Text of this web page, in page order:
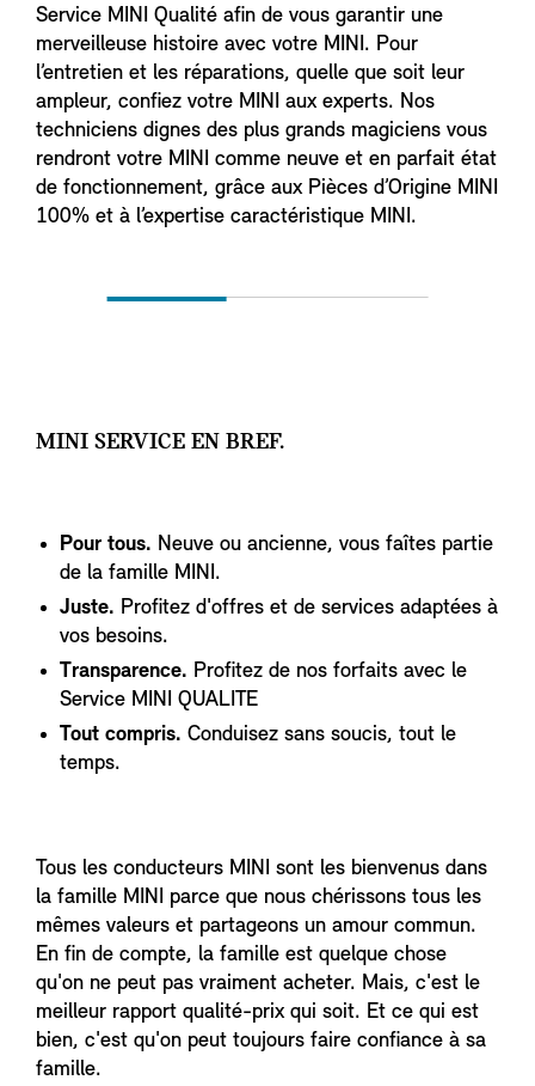
Service MINI Qualité afin de vous garantir une
merveilleuse histoire avec votre MINI. Pour
l’entretien et les réparations, quelle que soit leur
ampleur, confiez votre MINI aux experts. Nos
techniciens dignes des plus grands magiciens vous
rendront votre MINI comme neuve et en parfait état
de fonctionnement, grâce aux Pièces d’Origine MINI
100% et à l’expertise caractéristique MINI.
MINI SERVICE EN BREF.
Pour tous. Neuve ou ancienne, vous faîtes partie
de la famille MINI.
Juste. Profitez d'offres et de services adaptées à
vos besoins.
Transparence. Profitez de nos forfaits avec le
Service MINI QUALITE
Tout compris. Conduisez sans soucis, tout le
temps.
Tous les conducteurs MINI sont les bienvenus dans
la famille MINI parce que nous chérissons tous les
mêmes valeurs et partageons un amour commun.
En fin de compte, la famille est quelque chose
qu'on ne peut pas vraiment acheter. Mais, c'est le
meilleur rapport qualité-prix qui soit. Et ce qui est
bien, c'est qu'on peut toujours faire confiance à sa
famille.